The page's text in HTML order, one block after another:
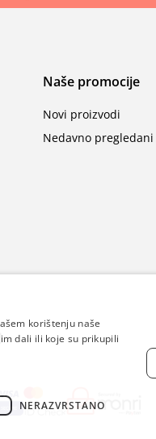
Naše promocije
Novi proizvodi
Nedavno
korištenju naše
dali ili koje su prikupili
NERAZVRSTANO